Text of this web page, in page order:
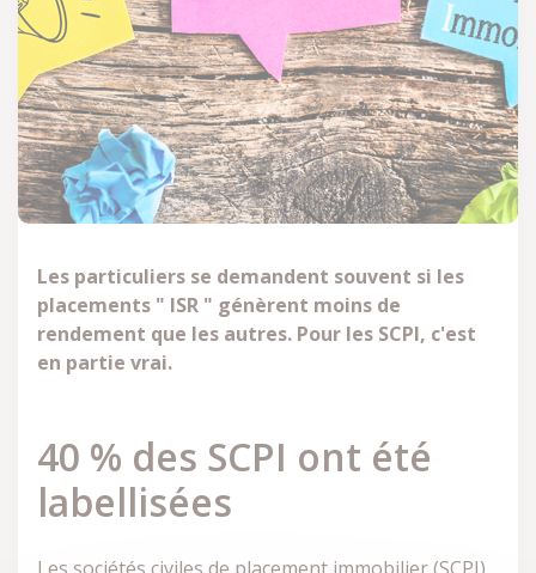
Les particuliers se demandent souvent si les
placements " ISR " génèrent moins de
rendement que les autres. Pour les SCPI, c'est
en partie vrai.
40 % des SCPI ont été
labellisées